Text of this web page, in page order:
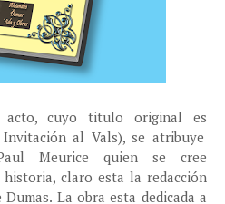
acto, cuyo titulo original es
al Vals), se atribuye
Meurice quien se cree
claro esta la redacción
La obra esta dedicada a